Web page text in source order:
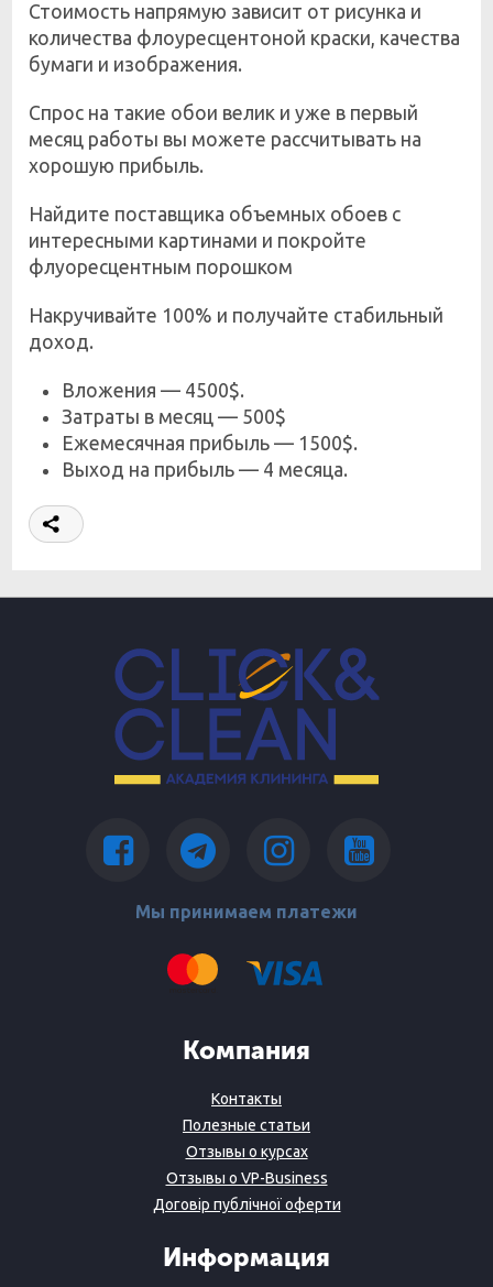
Стоимость напрямую зависит от рисунка и
количества флоуресцентоной краски, качества
бумаги и изображения.
Спрос на такие обои велик и уже в первый
месяц работы вы можете рассчитывать на
хорошую прибыль.
Найдите поставщика объемных обоев с
интересными картинами и покройте
флуоресцентным порошком
Накручивайте 100% и получайте стабильный
доход.
Вложения — 4500$.
Затраты в месяц — 500$
Ежемесячная прибыль — 1500$.
Выход на прибыль — 4 месяца.
Мы принимаем платежи
Компания
Контакты
Полезные статьи
Отзывы о курсах
Отзывы о VP-Business
Договір публічної оферти
Информация